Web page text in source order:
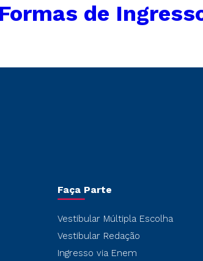
Formas de
Faça Parte
Vestibular Múltipla Escolha
Vestibular Redação
Ingresso via Enem